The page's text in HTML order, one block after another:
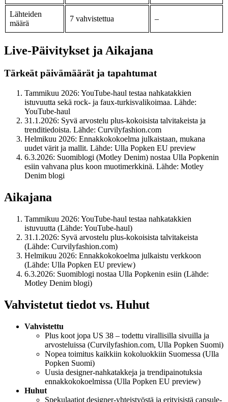
Lähteiden
määrä
7 vahvistettua –
Live-Päivitykset ja Aikajana
Tärkeät päivämäärät ja tapahtumat
Tammikuu 2026: YouTube-haul testaa nahkatakkien
istuvuutta sekä rock- ja faux-turkisvalikoimaa. Lähde:
YouTube-haul
31.1.2026: Syvä arvostelu plus-kokoisista talvitakeista ja
trenditiedoista. Lähde: Curvilyfashion.com
Helmikuu 2026: Ennakkokokoelma julkaistaan, mukana
uudet värit ja mallit. Lähde: Ulla Popken EU preview
6.3.2026: Suomiblogi (Motley Denim) nostaa Ulla Popkenin
esiin vahvana plus koon muotimerkkinä. Lähde: Motley
Denim blogi
Aikajana
Tammikuu 2026: YouTube-haul testaa nahkatakkien
istuvuutta (Lähde: YouTube-haul)
31.1.2026: Syvä arvostelu plus-kokoisista talvitakeista
(Lähde: Curvilyfashion.com)
Helmikuu 2026: Ennakkokokoelma julkaistu verkkoon
(Lähde: Ulla Popken EU preview)
6.3.2026: Suomiblogi nostaa Ulla Popkenin esiin (Lähde:
Motley Denim blogi)
Vahvistetut tiedot vs. Huhut
Vahvistettu
Plus koot jopa US 38 – todettu virallisilla sivuilla ja
arvosteluissa (Curvilyfashion.com, Ulla Popken Suomi)
Nopea toimitus kaikkiin kokoluokkiin Suomessa (Ulla
Popken Suomi)
Uusia designer-nahkatakkeja ja trendipainotuksia
ennakkokokoelmissa (Ulla Popken EU preview)
Huhut
Spekulaatiot designer-yhteistyöstä ja erityisistä capsule-